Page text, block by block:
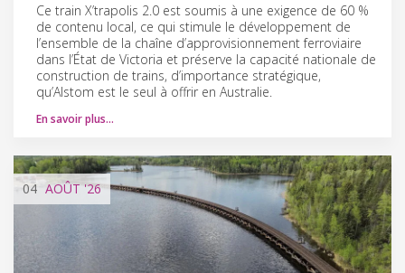
Ce train X’trapolis 2.0 est soumis à une exigence de 60 %
de contenu local, ce qui stimule le développement de
l’ensemble de la chaîne d’approvisionnement ferroviaire
dans l’État de Victoria et préserve la capacité nationale de
construction de trains, d’importance stratégique,
qu’Alstom est le seul à offrir en Australie.
En savoir plus…
04 AOÛT'26